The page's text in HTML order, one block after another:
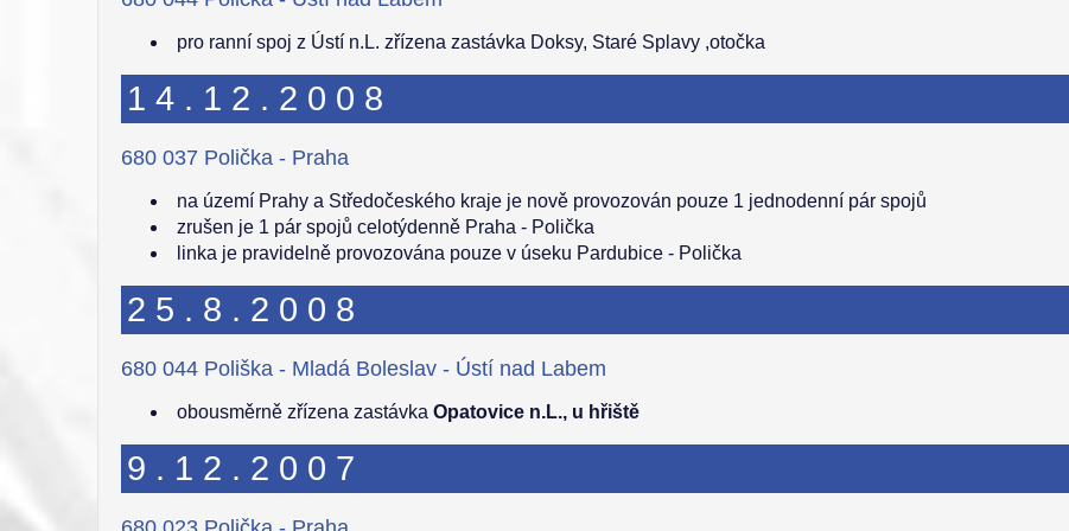
pro ranní spoj z Ústí n.L. zřízena zastávka Doksy, Staré Splavy ,otočka
14.12.2008
680 037 Polička - Praha
na území Prahy a Středočeského kraje je nově provozován pouze 1 jednodenní pár spojů
zrušen je 1 pár spojů celotýdenně Praha - Polička
linka je pravidelně provozována pouze v úseku Pardubice - Polička
25.8.2008
680 044 Poliška - Mladá Boleslav - Ústí nad Labem
obousměrně zřízena zastávkaOpatovice n.L., u hřiště
9.12.2007